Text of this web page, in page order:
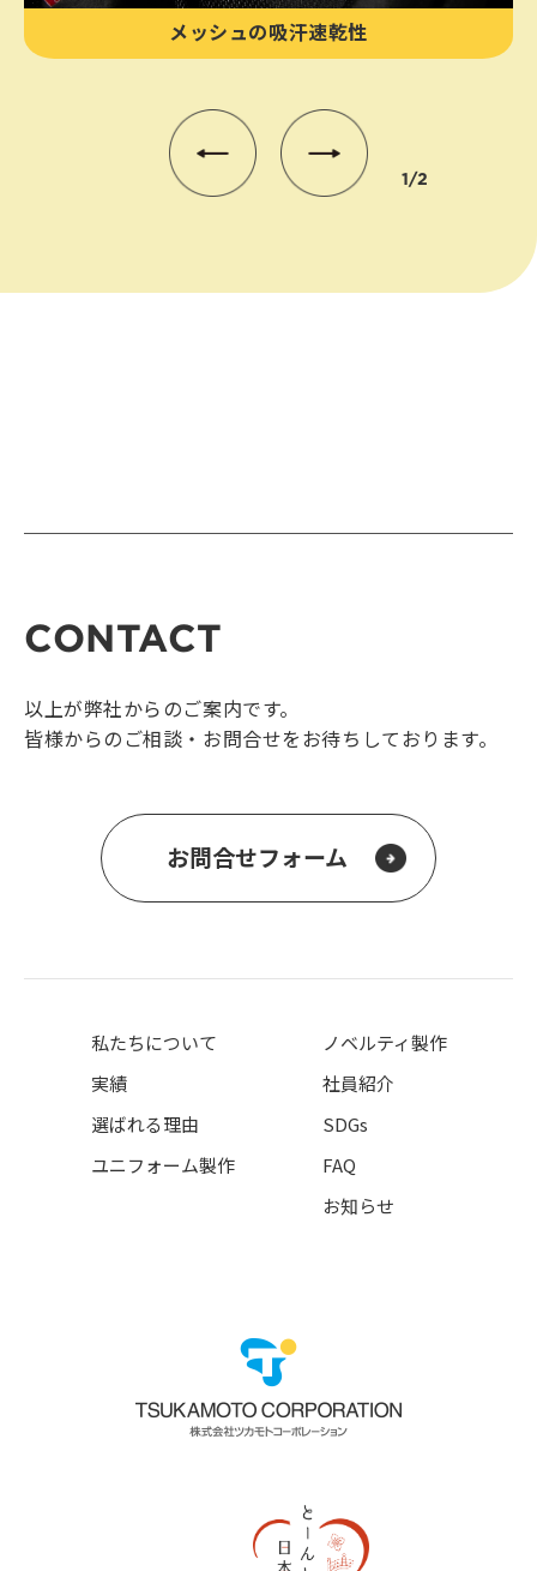
Previous
メッシュの吸汗速乾性
Next
1/2
CONTACT
以上が弊社からのご案内です。
皆様からのご相談・お問合せをお待ちしております。
お問合せフォーム
私たちについて
実績
選ばれる理由
ユニフォーム製作
ノベルティ製作
社員紹介
SDGs
FAQ
お知らせ